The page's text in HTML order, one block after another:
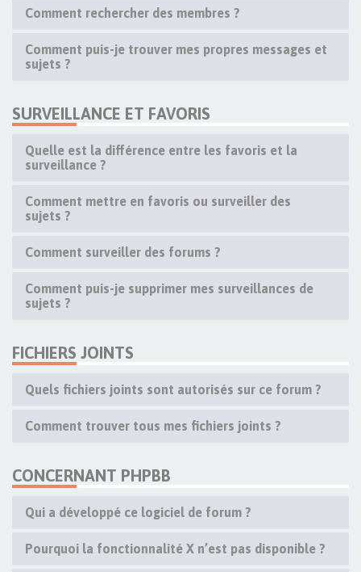
Comment rechercher des membres ?
Comment puis-je trouver mes propres messages et
sujets ?
SURVEILLANCE ET FAVORIS
Quelle est la différence entre les favoris et la
surveillance ?
Comment mettre en favoris ou surveiller des
sujets ?
Comment surveiller des forums ?
Comment puis-je supprimer mes surveillances de
sujets ?
FICHIERS JOINTS
Quels fichiers joints sont autorisés sur ce forum ?
Comment trouver tous mes fichiers joints ?
CONCERNANT PHPBB
Qui a développé ce logiciel de forum ?
Pourquoi la fonctionnalité X n’est pas disponible ?